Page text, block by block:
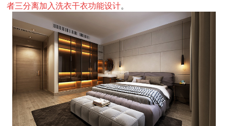
者三分离加入洗衣干衣功能设计。